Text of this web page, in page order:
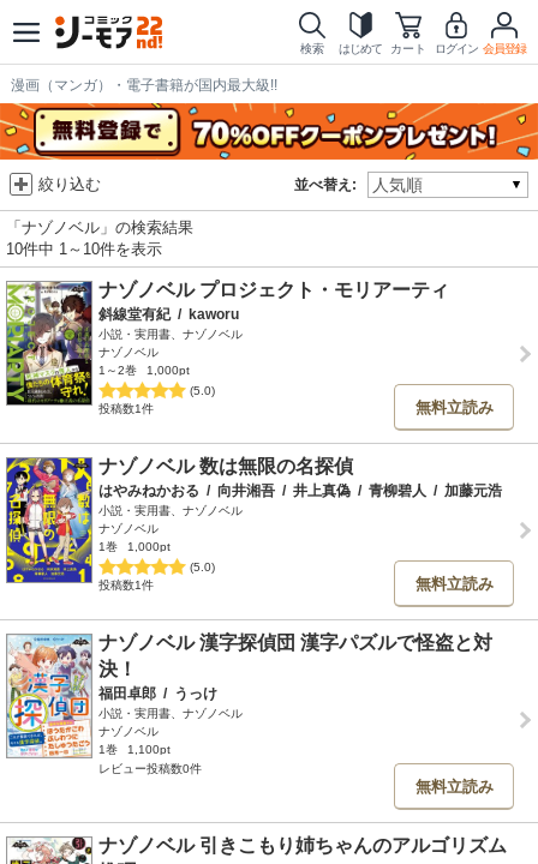
検索 はじめて カート ログイン 会員登録
漫画（マンガ）・電子書籍が国内最大級!!
並べ替え:
絞り込む
「ナゾノベル」の検索結果
10件中 1～10件を表示
ナゾノベル プロジェクト・モリアーティ
斜線堂有紀 / kaworu
小説・実用書、ナゾノベル
ナゾノベル
1～2巻
1,000pt
(5.0)
投稿数1件
無料立読み
ナゾノベル 数は無限の名探偵
はやみねかおる / 向井湘吾 / 井上真偽 / 青柳碧人 / 加藤元浩
小説・実用書、ナゾノベル
ナゾノベル
1巻
1,000pt
(5.0)
投稿数1件
無料立読み
ナゾノベル 漢字探偵団 漢字パズルで怪盗と対
決！
福田卓郎 / うっけ
小説・実用書、ナゾノベル
ナゾノベル
1巻
1,100pt
レビュー投稿数0件
無料立読み
ナゾノベル 引きこもり姉ちゃんのアルゴリズム